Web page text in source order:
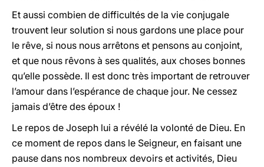
Et aussi combien de difficultés de la vie conjugale
trouvent leur solution si nous gardons une place pour
le rêve, si nous nous arrêtons et pensons au conjoint,
et que nous rêvons à ses qualités, aux choses bonnes
qu’elle possède. Il est donc très important de retrouver
l’amour dans l’espérance de chaque jour. Ne cessez
jamais d’être des époux !
Le repos de Joseph lui a révélé la volonté de Dieu. En
ce moment de repos dans le Seigneur, en faisant une
pause dans nos nombreux devoirs et activités, Dieu